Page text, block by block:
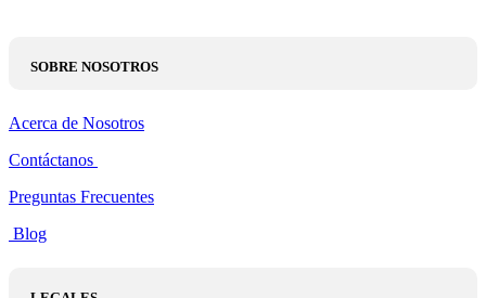
SOBRE NOSOTROS
Acerca de Nosotros
Contáctanos
Preguntas Frecuentes
Blog